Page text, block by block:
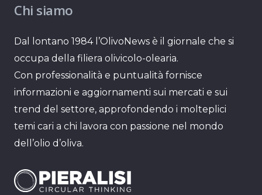
Chi siamo
Dal lontano 1984 l’OlivoNews è il giornale che si
occupa della filiera olivicolo-olearia.
Con professionalità e puntualità fornisce
informazioni e aggiornamenti sui mercati e sui
trend del settore, approfondendo i molteplici
temi cari a chi lavora con passione nel mondo
dell’olio d’oliva.